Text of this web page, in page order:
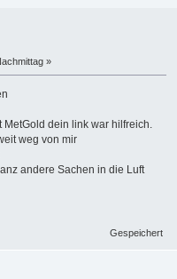
»
dein link war hilfreich.
weg von mir
andere Sachen in die Luft
Gespeichert